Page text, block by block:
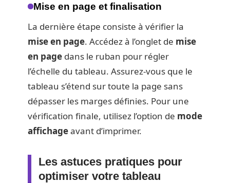
Mise en page et finalisation
La dernière étape consiste à vérifier la
mise en page. Accédez à l’onglet de mise
en page dans le ruban pour régler
l’échelle du tableau. Assurez-vous que le
tableau s’étend sur toute la page sans
dépasser les marges définies. Pour une
vérification finale, utilisez l’option de mode
affichageavant d’imprimer.
Les astuces pratiques pour
optimiser votre tableau